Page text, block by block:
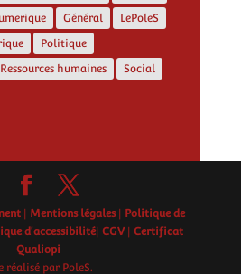
Général
LePoleS
Politique
Ressources humaines
Social
| Mentions légales| Politique de
d'accessibilité|CGV|Certificat
Qualiopi
réalisé par PoleS.